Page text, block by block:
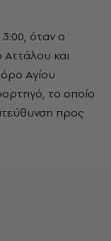
όταν ο
Αττάλου και
Αγίου
το οποίο
προς